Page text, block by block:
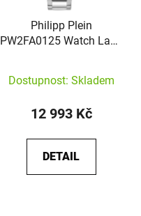
Philipp Plein
PW2FA0125 Watch Lady
Dostupnost: Skladem
12 993 Kč
DETAIL